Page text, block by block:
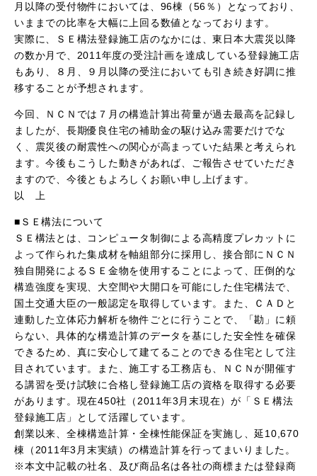
月以降の受付物件においては、96棟（56％）となっており、
いままでの比率を大幅に上回る数値となっております。
実際に、ＳＥ構法登録施工店のなかには、東日本大震災以降
の数か月で、2011年度の受注計画を達成している登録施工店
もあり、８月、９月以降の受注においても引き続き好調に推
移することが予想されます。
今回、ＮＣＮでは７月の構造計算出荷量が過去最高を記録し
ましたが、長期優良住宅の補助金の駆け込み需要だけでな
く、震災後の耐震性への関心が高まっていた結果と考えられ
ます。今後もこうした動きがあれば、ご報告させていただき
ますので、今後ともよろしくお願い申し上げます。
以 上
■ＳＥ構法について
ＳＥ構法とは、コンピュータ制御による高精度プレカットに
よって作られた集成材を軸組部分に採用し、接合部にＮＣＮ
独自開発によるＳＥ金物を使用することによって、圧倒的な
構造強度を実現、大空間や大開口を可能にした住宅構法で、
国土交通大臣の一般認定を取得しています。また、ＣＡＤと
連動した立体応力解析を物件ごとに行うことで、「勘」に頼
らない、具体的な構造計算のデータを基にした安全性を確保
できるため、真に安心して建てることのできる住宅として注
目されています。また、施工する工務店も、ＮＣＮが開催す
る講習を受け試験に合格し登録施工店の資格を取得する必要
があります。現在450社（2011年3月末現在）が「ＳＥ構法
登録施工店」として活躍しています。
創業以来、全棟構造計算・全棟性能保証を実施し、延10,670
棟（2011年3月末実績）の構造計算を行ってまいりました。
※本文中記載の社名、及び商品名は各社の商標または登録商